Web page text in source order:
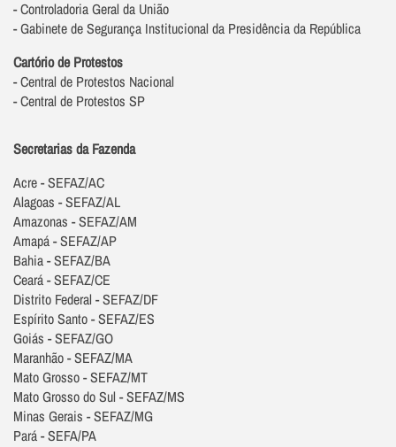
- Controladoria Geral da União
- Gabinete de Segurança Institucional da Presidência da República
Cartório de Protestos
- Central de Protestos Nacional
- Central de Protestos SP
Secretarias da Fazenda
Acre - SEFAZ/AC
Alagoas - SEFAZ/AL
Amazonas - SEFAZ/AM
Amapá - SEFAZ/AP
Bahia - SEFAZ/BA
Ceará - SEFAZ/CE
Distrito Federal - SEFAZ/DF
Espírito Santo - SEFAZ/ES
Goiás - SEFAZ/GO
Maranhão - SEFAZ/MA
Mato Grosso - SEFAZ/MT
Mato Grosso do Sul - SEFAZ/MS
Minas Gerais - SEFAZ/MG
Pará - SEFA/PA